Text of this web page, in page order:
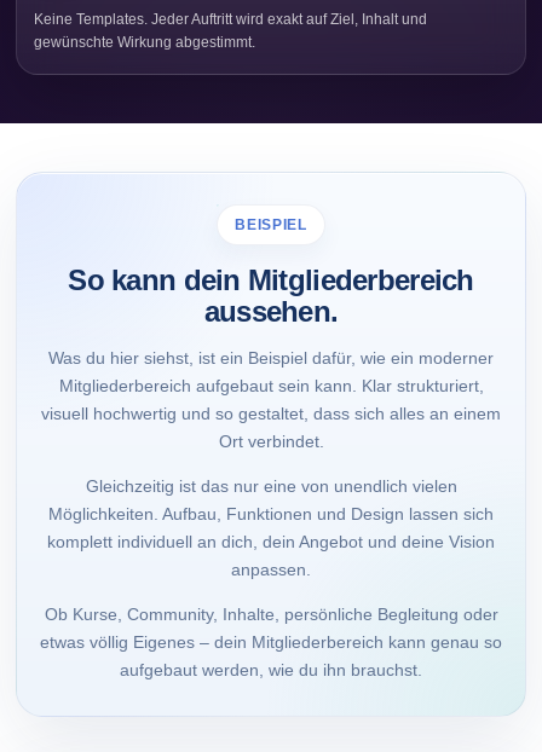
Keine Templates. Jeder Auftritt wird exakt auf Ziel, Inhalt und
gewünschte Wirkung abgestimmt.
BEISPIEL
So kann dein Mitgliederbereich
aussehen.
Was du hier siehst, ist ein Beispiel dafür, wie ein moderner
Mitgliederbereich aufgebaut sein kann. Klar strukturiert,
visuell hochwertig und so gestaltet, dass sich alles an einem
Ort verbindet.
Gleichzeitig ist das nur eine von unendlich vielen
Möglichkeiten. Aufbau, Funktionen und Design lassen sich
komplett individuell an dich, dein Angebot und deine Vision
anpassen.
Ob Kurse, Community, Inhalte, persönliche Begleitung oder
etwas völlig Eigenes – dein Mitgliederbereich kann genau so
aufgebaut werden, wie du ihn brauchst.